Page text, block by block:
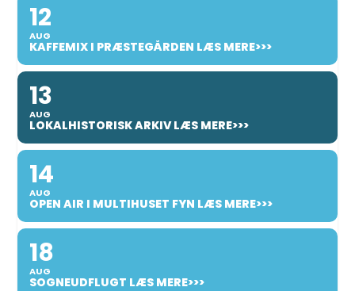
12
AUG
KAFFEMIX I PRÆSTEGÅRDEN LÆS MERE>>>
13
AUG
LOKALHISTORISK ARKIV LÆS MERE>>>
14
AUG
OPEN AIR I MULTIHUSET FYN LÆS MERE>>>
18
AUG
SOGNEUDFLUGT LÆS MERE>>>